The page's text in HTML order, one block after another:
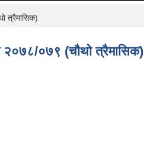
त्रैमासिक)
२०७८/०७९ (चाैथाे त्रैमासिक)